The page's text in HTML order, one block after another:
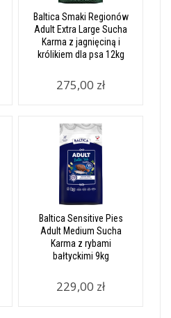
Baltica Smaki Regionów
Adult Extra Large Sucha
Karma z jagnięciną i
królikiem dla psa 12kg
275,00 zł
Baltica Sensitive Pies
Adult Medium Sucha
Karma z rybami
bałtyckimi 9kg
229,00 zł